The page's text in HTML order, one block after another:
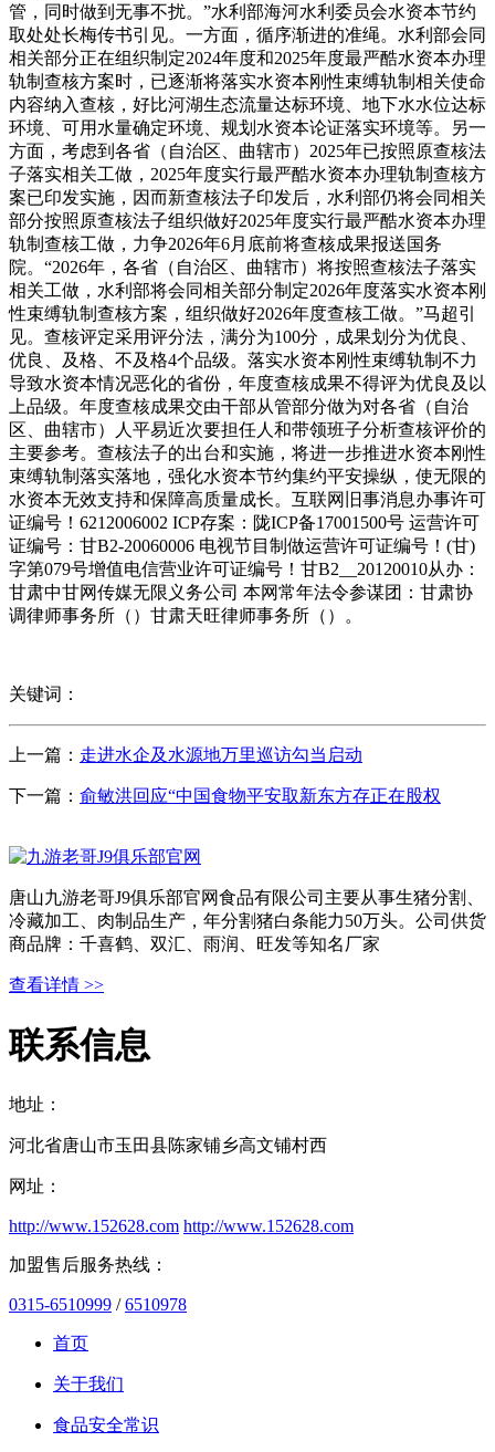
管，同时做到无事不扰。”水利部海河水利委员会水资本节约
取处处长梅传书引见。一方面，循序渐进的准绳。水利部会同
相关部分正在组织制定2024年度和2025年度最严酷水资本办理
轨制查核方案时，已逐渐将落实水资本刚性束缚轨制相关使命
内容纳入查核，好比河湖生态流量达标环境、地下水水位达标
环境、可用水量确定环境、规划水资本论证落实环境等。另一
方面，考虑到各省（自治区、曲辖市）2025年已按照原查核法
子落实相关工做，2025年度实行最严酷水资本办理轨制查核方
案已印发实施，因而新查核法子印发后，水利部仍将会同相关
部分按照原查核法子组织做好2025年度实行最严酷水资本办理
轨制查核工做，力争2026年6月底前将查核成果报送国务
院。“2026年，各省（自治区、曲辖市）将按照查核法子落实
相关工做，水利部将会同相关部分制定2026年度落实水资本刚
性束缚轨制查核方案，组织做好2026年度查核工做。”马超引
见。查核评定采用评分法，满分为100分，成果划分为优良、
优良、及格、不及格4个品级。落实水资本刚性束缚轨制不力
导致水资本情况恶化的省份，年度查核成果不得评为优良及以
上品级。年度查核成果交由干部从管部分做为对各省（自治
区、曲辖市）人平易近次要担任人和带领班子分析查核评价的
主要参考。查核法子的出台和实施，将进一步推进水资本刚性
束缚轨制落实落地，强化水资本节约集约平安操纵，使无限的
水资本无效支持和保障高质量成长。互联网旧事消息办事许可
证编号！6212006002 ICP存案：陇ICP备17001500号 运营许可
证编号：甘B2-20060006 电视节目制做运营许可证编号！(甘)
字第079号增值电信营业许可证编号！甘B2__20120010从办：
甘肃中甘网传媒无限义务公司 本网常年法令参谋团：甘肃协
调律师事务所（）甘肃天旺律师事务所（）。
关键词：
上一篇： 走进水企及水源地万里巡访勾当启动
下一篇： 俞敏洪回应“中国食物平安取新东方存正在股权
唐山九游老哥J9俱乐部官网食品有限公司主要从事生猪分割、
冷藏加工、肉制品生产，年分割猪白条能力50万头。公司供货
商品牌：千喜鹤、双汇、雨润、旺发等知名厂家
查看详情 >>
联系信息
地址：
河北省唐山市玉田县陈家铺乡高文铺村西
网址：
http://www.152628.com http://www.152628.com
加盟售后服务热线：
0315-6510999 /6510978
首页
关于我们
食品安全常识